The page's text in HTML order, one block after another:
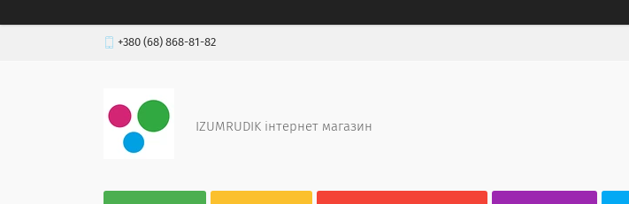
+380 (68) 868-81-82
IZUMRUDIK інтернет магазин